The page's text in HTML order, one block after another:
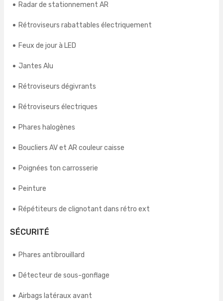
Radar de stationnement AR
Rétroviseurs rabattables électriquement
Feux de jour à LED
Jantes Alu
Rétroviseurs dégivrants
Rétroviseurs électriques
Phares halogènes
Boucliers AV et AR couleur caisse
Poignées ton carrosserie
Peinture
Répétiteurs de clignotant dans rétro ext
SÉCURITÉ
Phares antibrouillard
Détecteur de sous-gonflage
Airbags latéraux avant